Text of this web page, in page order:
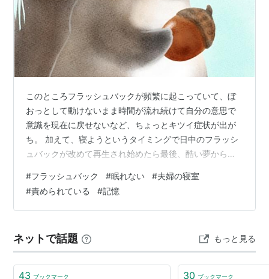
このところフラッシュバックが頻繁に起こっていて、ぼ
おっとして動けないまま時間が流れ続けて自分の意思で
意識を現在に戻せないなど、ちょっとキツイ症状が出が
ち。 加えて、寝ようというタイミングで日中のフラッシ
ュバックが改めて再生され始めたら最後、酷い夢から逃
ない・・・という具合。これが続くと、過去のツラかっ
た状況での気分が思い出されて、なかなか抜け出せなく
なります。 それでも、ブログを書いていることが救いに
ことを決めたら頭の中の風通しが良くなってフラッシュ
バックから今に戻る為の何かが起こるかもしれない…
#フラッシュバック #眠れない #夫婦の寝室
#責められている #記憶
ネットで話題 もっと見る
43 ブックマーク 30 ブックマーク